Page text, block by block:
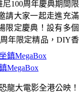
MegaBox
龍大電影全港公映！
100周年慶典期間限
請大家一起走進充滿
限定慶典！設有多個
年限定精品，DIY香